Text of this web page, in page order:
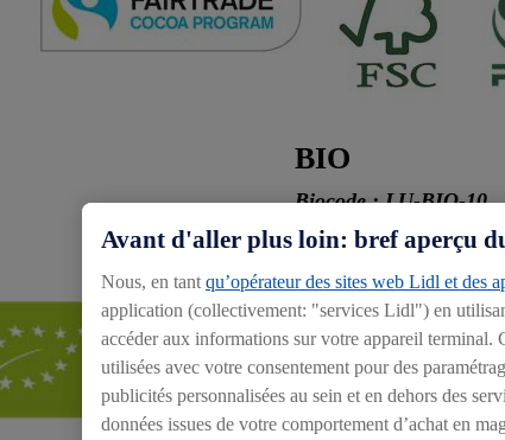
BIO
Biocode : LU-BIO-10
garantit que ces
respectons les
à base d’animaux) et
Plus d’infos sur le bio
Avant d'aller plus loin: bref aperçu
Nous, en tant qu’opérateur des sites web Lidl et des
application (collectivement: "services Lidl") en
accéder aux informations sur votre appareil terminal.
utilisées avec votre consentement pour des
publicités personnalisées au sein et en dehors des
données issues de votre comportement d’achat en